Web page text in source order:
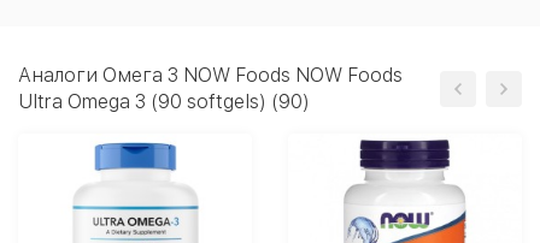
Аналоги Омега 3 NOW Foods NOW Foods
Ultra Omega 3 (90 softgels) (90)